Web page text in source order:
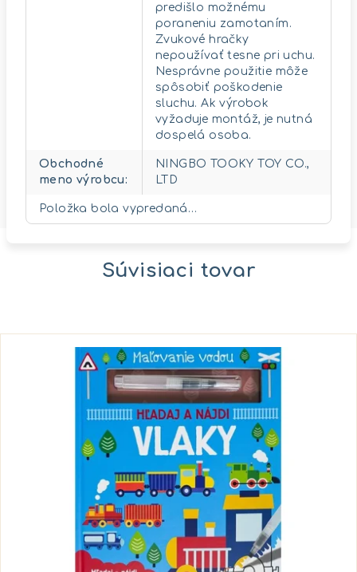
predišlo možnému
poraneniu zamotaním.
Zvukové hračky
nepoužívať tesne pri uchu.
Nesprávne použitie môže
spôsobiť poškodenie
sluchu. Ak výrobok
vyžaduje montáž, je nutná
dospelá osoba.
Obchodné
meno výrobcu:
NINGBO TOOKY TOY CO.,
LTD
Položka bola vypredaná…
Súvisiaci tovar